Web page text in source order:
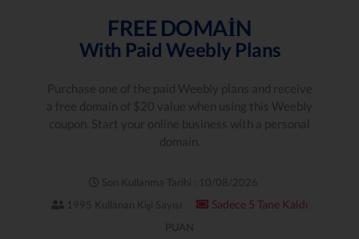
FREE DOMAIN
With Paid Weebly Plans
Purchase one of the paid Weebly plans and receive
a free domain of $20 value when using this Weebly
coupon. Start your online business with a personal
domain.
Son Kullanma Tarihi : 10/08/2026
1995 Kullanan Kişi Sayısı
Sadece 5 Tane Kaldı
PUAN